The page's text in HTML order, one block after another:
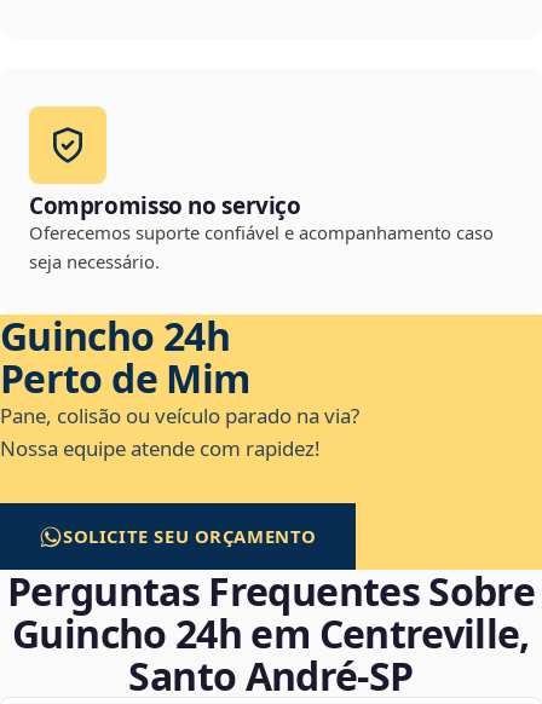
Compromisso no serviço
Oferecemos suporte confiável e acompanhamento caso
seja necessário.
Guincho 24h
Perto de Mim
Pane, colisão ou veículo parado na via?
Nossa equipe atende com rapidez!
SOLICITE SEU ORÇAMENTO
Perguntas Frequentes Sobre
Guincho 24h em Centreville,
Santo André‑SP